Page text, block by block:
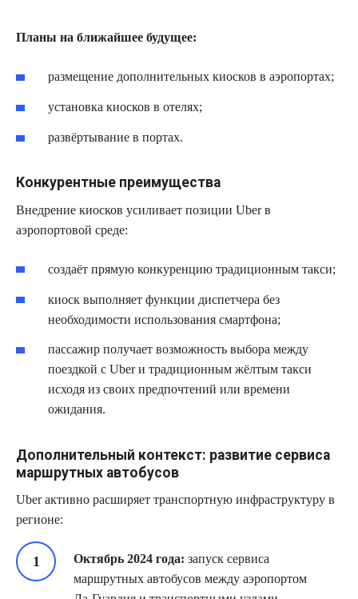
Планы на ближайшее будущее:
размещение дополнительных киосков в аэропортах;
установка киосков в отелях;
развёртывание в портах.
Конкурентные преимущества
Внедрение киосков усиливает позиции Uber в
аэропортовой среде:
создаёт прямую конкуренцию традиционным такси;
киоск выполняет функции диспетчера без
необходимости использования смартфона;
пассажир получает возможность выбора между
поездкой с Uber и традиционным жёлтым такси
исходя из своих предпочтений или времени
ожидания.
Дополнительный контекст: развитие сервиса
маршрутных автобусов
Uber активно расширяет транспортную инфраструктуру в
регионе:
Октябрь 2024 года: запуск сервиса
маршрутных автобусов между аэропортом